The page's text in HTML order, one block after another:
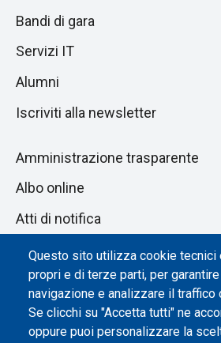
Questo sito utilizza cookie tecnici
propri e di terze parti, per
navigazione e analizzare il traffico
Se clicchi su "Accetta tutti" ne
oppure puoi personalizzare la
Bandi di gara
Servizi IT
Alumni
Iscriviti alla newsletter
Amministrazione trasparente
Albo online
Atti di notifica
Dichiarazione di accessibilità
Impostazione dei cookie